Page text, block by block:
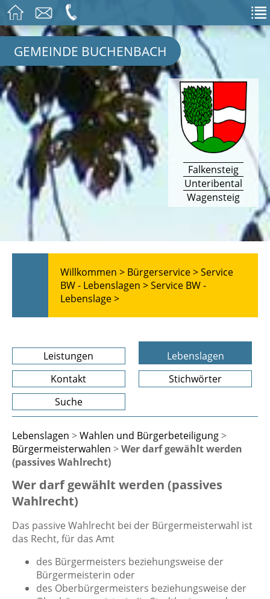
GEMEINDE BUCHENBACH
Falkensteig
Unteribental
Wagensteig
Willkommen > Bürgerservice >Service
BW - Lebenslagen >Service BW -
Lebenslage >
Leistungen
Lebenslagen
Kontakt
Stichwörter
Suche
Lebenslagen >Wahlen und Bürgerbeteiligung>
Bürgermeisterwahlen >Wer darf gewählt werden
(passives Wahlrecht)
Wer darf gewählt werden (passives
Wahlrecht)
Das passive Wahlrecht bei der Bürgermeisterwahl ist
das Recht, für das Amt
des Bürgermeisters beziehungsweise der
Bürgermeisterin oder
des Oberbürgermeisters beziehungsweise der